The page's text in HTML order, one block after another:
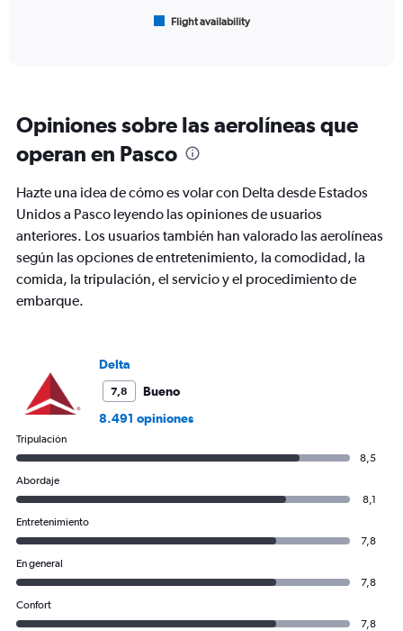
categories.
chart
1
Y
axis
Number
of
flights.
Flight availability
Opiniones sobre las aerolíneas que
operan en Pasco
Hazte una idea de cómo es volar con Delta desde Estados
Unidos a Pasco leyendo las opiniones de usuarios
anteriores. Los usuarios también han valorado las aerolíneas
según las opciones de entretenimiento, la comodidad, la
comida, la tripulación, el servicio y el procedimiento de
embarque.
Delta
7,8
Bueno
8.491 opiniones
Tripulación
8,5
Abordaje
8,1
Entretenimiento
7,8
En general
7,8
Confort
7,8